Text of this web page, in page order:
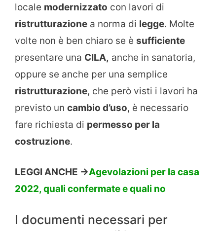
locale modernizzato con lavori di
ristrutturazione a norma di legge. Molte
volte non è ben chiaro se è sufficiente
presentare una CILA, anche in sanatoria,
oppure se anche per una semplice
ristrutturazione, che però visti i lavori ha
previsto un cambio d’uso, è necessario
fare richiesta di permesso per la
costruzione.
LEGGI ANCHE ->Agevolazioni per la casa
2022, quali confermate e quali no
I documenti necessari per